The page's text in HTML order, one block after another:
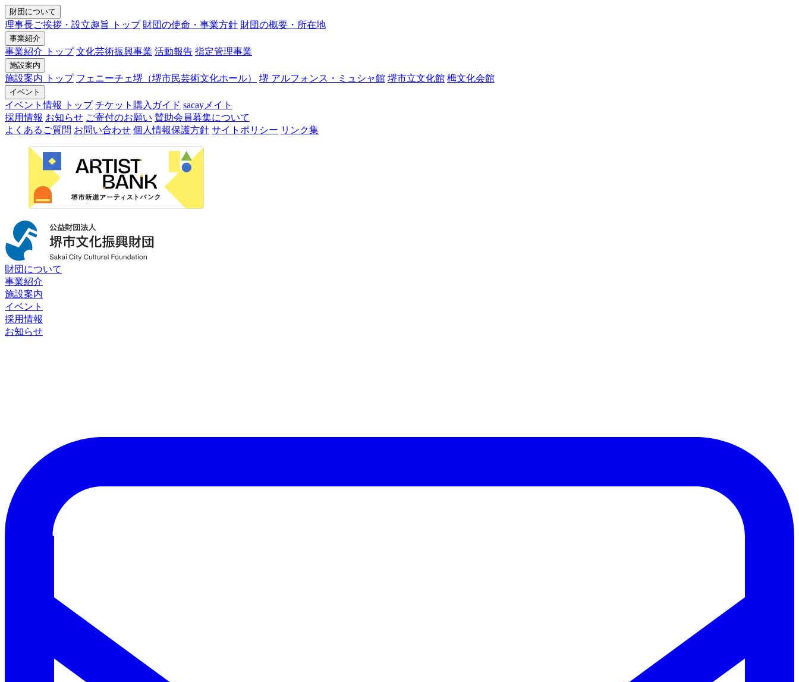
財団について
理事長ご挨拶・設立趣旨 トップ 財団の使命・事業方針 財団の概要・所在地
事業紹介
事業紹介 トップ 文化芸術振興事業 活動報告 指定管理事業
施設案内
施設案内 トップ フェニーチェ堺（堺市民芸術文化ホール） 堺 アルフォンス・ミュシャ館 堺市立文化館 栂文化会館
イベント
イベント情報 トップ チケット購入ガイド sacayメイト
採用情報 お知らせ ご寄付のお願い 賛助会員募集について
よくあるご質問 お問い合わせ 個人情報保護方針 サイトポリシー リンク集
財団について
事業紹介
施設案内
イベント
採用情報
お知らせ